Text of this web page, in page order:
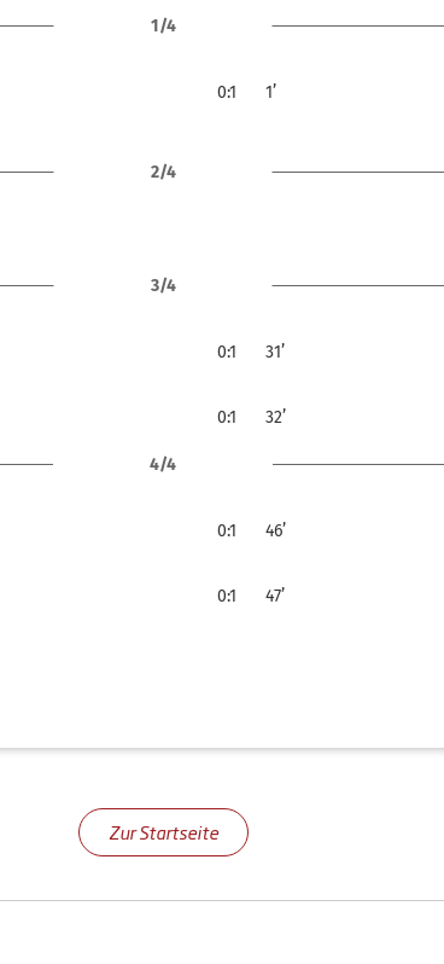
1/4
0:1
1’
2/4
3/4
0:1
31’
0:1
32’
4/4
0:1
46’
0:1
47’
Zur Startseite